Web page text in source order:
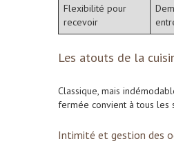
Flexibilité pour
recevoir
Les atouts de la
Classique, mais
fermée convient à tous les
Intimité et gestion des